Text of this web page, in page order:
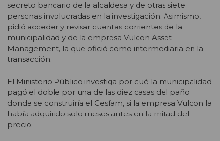
secreto bancario de la alcaldesa y de otras siete
personas involucradas en la investigación. Asimismo,
pidió acceder y revisar cuentas corrientes de la
municipalidad y de la empresa Vulcon Asset
Management, la que ofició como intermediaria en la
transacción.
El Ministerio Público investiga por qué la municipalidad
pagó el doble por una de las diez casas del paño
donde se construiría el Cesfam, si la empresa Vulcon la
había adquirido solo meses antes en la mitad del
precio.